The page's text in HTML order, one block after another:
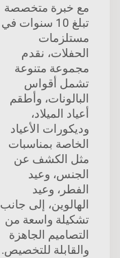
مع خبرة متخصصة
تبلغ 10 سنوات في
مستلزمات
الحفلات، نقدم
مجموعة متنوعة
تشمل أقواس
البالونات، وأطقم
أعياد الميلاد،
وديكورات الأعياد
الخاصة بمناسبات
مثل الكشف عن
الجنس، وعيد
الفطر، وعيد
الهالوين، إلى جانب
تشكيلة واسعة من
التصاميم الجاهزة
والقابلة للتخصيص.